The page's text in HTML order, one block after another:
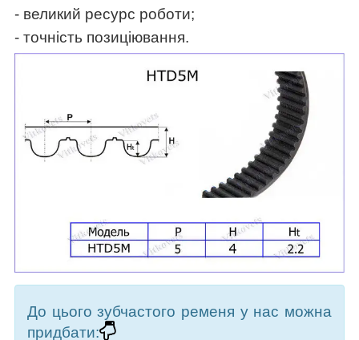
- великий ресурс роботи;
- точність позиціювання.
До цього зубчастого ременя у нас можна
придбати: